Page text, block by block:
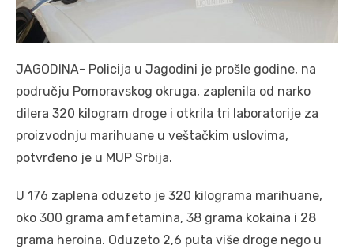
JAGODINA- Policija u Jagodini je prošle godine, na
području Pomoravskog okruga, zaplenila od narko
dilera 320 kilogram droge i otkrila tri laboratorije za
proizvodnju marihuane u veštačkim uslovima,
potvrđeno je u MUP Srbija.
U 176 zaplena oduzeto je 320 kilograma marihuane,
oko 300 grama amfetamina, 38 grama kokaina i 28
grama heroina. Oduzeto 2,6 puta više droge nego u